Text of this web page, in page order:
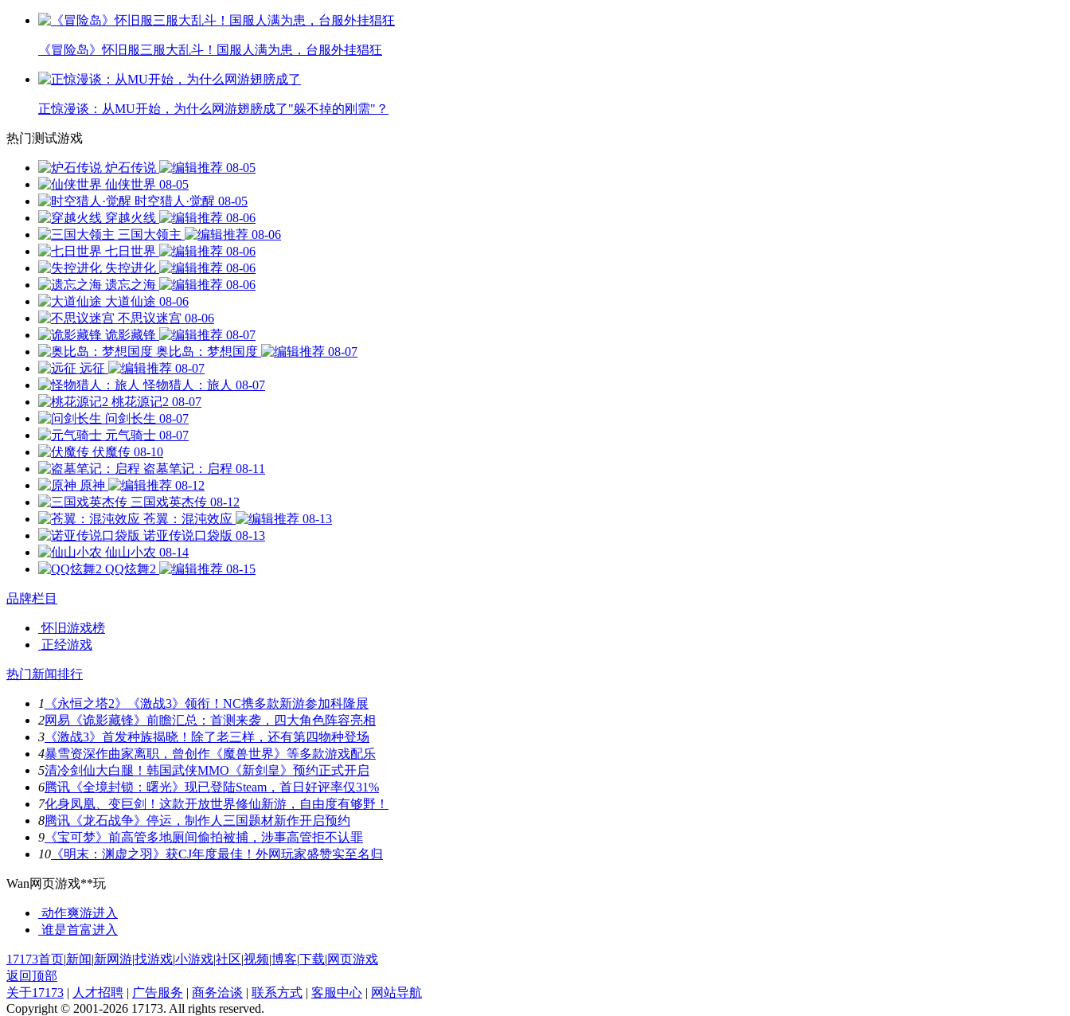
《冒险岛》怀旧服三服大乱斗！国服人满为患，台服外挂猖狂
正惊漫谈：从MU开始，为什么网游翅膀成了"躲不掉的刚需"？
热门测试游戏
炉石传说
08-05
仙侠世界 08-05
时空猎人·觉醒 08-05
穿越火线
08-06
三国大领主
08-06
七日世界
08-06
失控进化
08-06
遗忘之海
08-06
大道仙途 08-06
不思议迷宫 08-06
诡影藏锋
08-07
奥比岛：梦想国度
08-07
远征
08-07
怪物猎人：旅人 08-07
桃花源记2 08-07
问剑长生 08-07
元气骑士 08-07
伏魔传 08-10
盗墓笔记：启程 08-11
原神
08-12
三国戏英杰传 08-12
苍翼：混沌效应
08-13
诺亚传说口袋版 08-13
仙山小农 08-14
QQ炫舞2
08-15
品牌栏目
怀旧游戏榜
正经游戏
热门新闻排行
1
《永恒之塔2》《激战3》领衔！NC携多款新游参加科隆展
2网易《诡影藏锋》前瞻汇总：首测来袭，四大角色阵容亮相
3 《激战3》首发种族揭晓！除了老三样，还有第四物种登场
4暴雪资深作曲家离职，曾创作《魔兽世界》等多款游戏配乐
5清冷剑仙大白腿！韩国武侠MMO《新剑皇》预约正式开启
6腾讯《全境封锁：曙光》现已登陆Steam，首日好评率仅31%
7化身凤凰、变巨剑！这款开放世界修仙新游，自由度有够野！
8腾讯《龙石战争》停运，制作人三国题材新作开启预约
9 《宝可梦》前高管多地厕间偷拍被捕，涉事高管拒不认罪
10 《明末：渊虚之羽》获CJ年度最佳！外网玩家盛赞实至名归
Wan网页游戏**玩
动作爽游进入
谁是首富进入
17173首页|新闻|新网游|找游戏|小游戏|社区|视频|博客|下载|网页游戏
返回顶部
关于17173 | 人才招聘 | 广告服务 | 商务洽谈 | 联系方式 | 客服中心 | 网站导航
Copyright © 2001-2026 17173. All rights reserved.